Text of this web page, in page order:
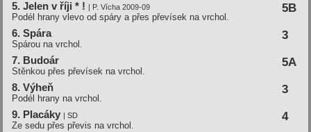
5. Jelen v ří­ji * ! | P. Vícha 2009-09 5B
Podél hrany vlevo od spáry a přes převísek na vrchol.
6. Spára 3
Spárou na vrchol.
7. Budoár 5A
Stěnkou přes převísek na vrchol.
8. Výheň 3
Podél hrany na vrchol.
9. Placáky | SD 4
Ze sedu přes převis na vrchol.